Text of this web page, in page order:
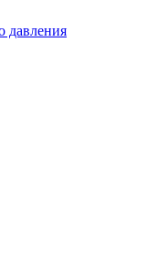
давления